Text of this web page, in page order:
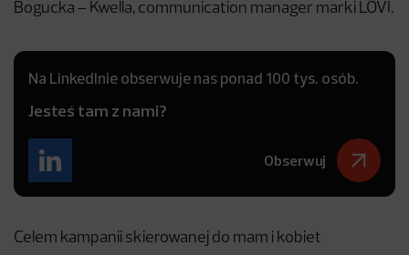
Bogucka – Kwella, communication manager marki LOVI.
Na LinkedInie obserwuje nas ponad 100 tys. osób.
Jesteś tam z nami?
Obserwuj
Celem kampanii skierowanej do mam i kobiet